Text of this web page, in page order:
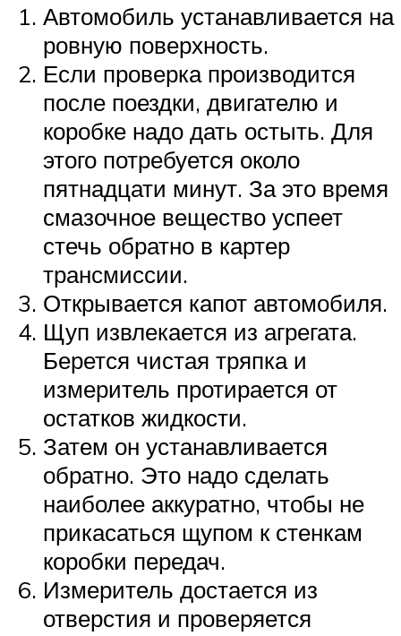
Автомобиль устанавливается на
ровную поверхность.
Если проверка производится
после поездки, двигателю и
коробке надо дать остыть. Для
этого потребуется около
пятнадцати минут. За это время
смазочное вещество успеет
стечь обратно в картер
трансмиссии.
Открывается капот автомобиля.
Щуп извлекается из агрегата.
Берется чистая тряпка и
измеритель протирается от
остатков жидкости.
Затем он устанавливается
обратно. Это надо сделать
наиболее аккуратно, чтобы не
прикасаться щупом к стенкам
коробки передач.
Измеритель достается из
отверстия и проверяется